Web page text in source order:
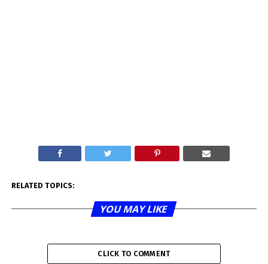
RELATED TOPICS:
YOU MAY LIKE
CLICK TO COMMENT